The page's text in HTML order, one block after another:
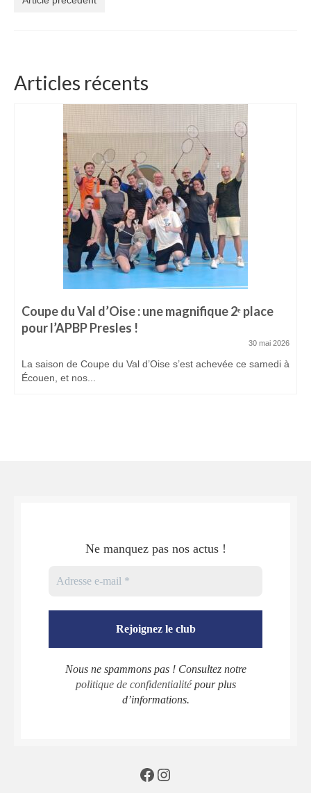
Articles récents
Coupe du Val d’Oise : une magnifique 2ᵉ place
pour l’APBP Presles !
30 mai 2026
La saison de Coupe du Val d’Oise s’est achevée ce samedi à
Écouen, et nos...
Ne manquez pas nos actus !
Nous ne spammons pas ! Consultez notre
politique de confidentialitépour plus
d’informations.
Facebook
Instagram